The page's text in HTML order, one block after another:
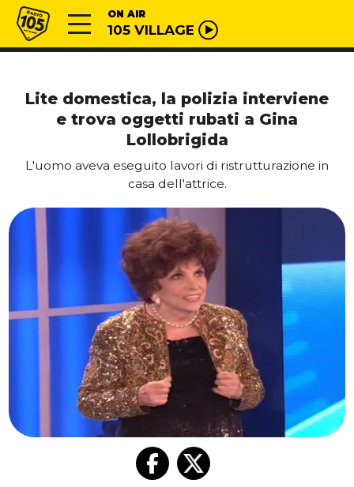
Vai al contenuto
Radio 105 ON AIR
105 VILLAGE
Lite domestica, la polizia interviene
e trova oggetti rubati a Gina
Lollobrigida
L'uomo aveva eseguito lavori di ristrutturazione in
casa dell'attrice.